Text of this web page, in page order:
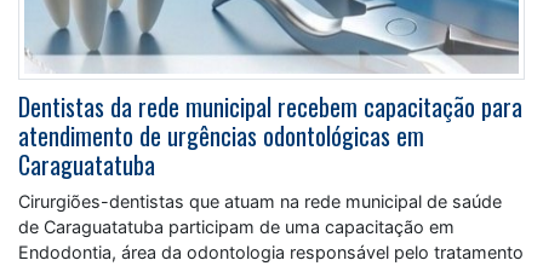
Dentistas da rede municipal recebem capacitação para
atendimento de urgências odontológicas em
Caraguatatuba
Cirurgiões-dentistas que atuam na rede municipal de saúde
de Caraguatatuba participam de uma capacitação em
Endodontia, área da odontologia responsável pelo tratamento